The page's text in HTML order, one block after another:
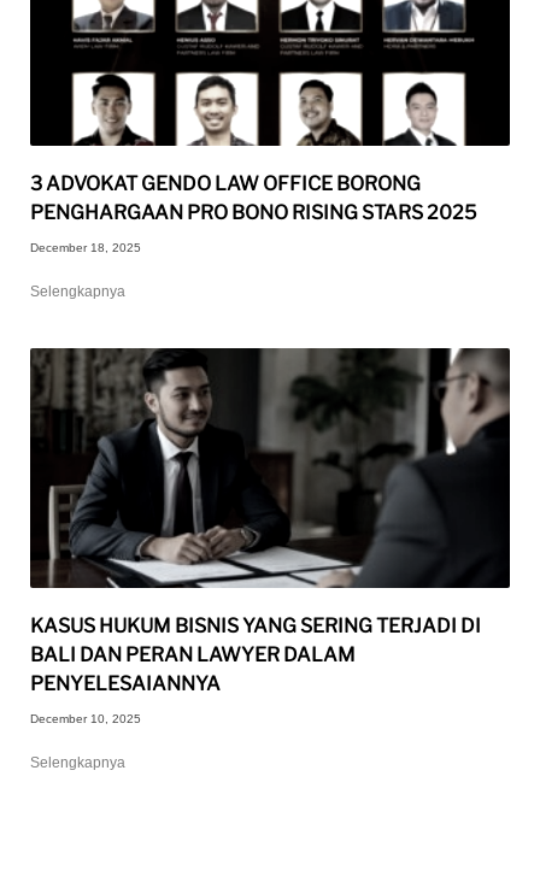
3 ADVOKAT GENDO LAW OFFICE BORONG
PENGHARGAAN PRO BONO RISING STARS 2025
December 18, 2025
Selengkapnya
KASUS HUKUM BISNIS YANG SERING TERJADI DI
BALI DAN PERAN LAWYER DALAM
PENYELESAIANNYA
December 10, 2025
Selengkapnya